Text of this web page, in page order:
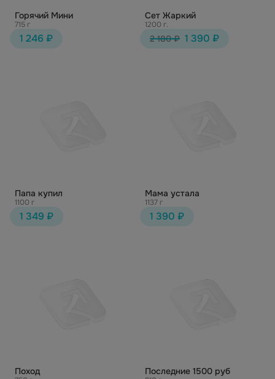
Горячий Мини
715 г
1 246 ₽
Сет Жаркий
1200 г.
2 180 ₽ 1 390 ₽
Папа купил
1100 г
1 349 ₽
Мама устала
1137 г
1 390 ₽
Поход Последние 1500 руб